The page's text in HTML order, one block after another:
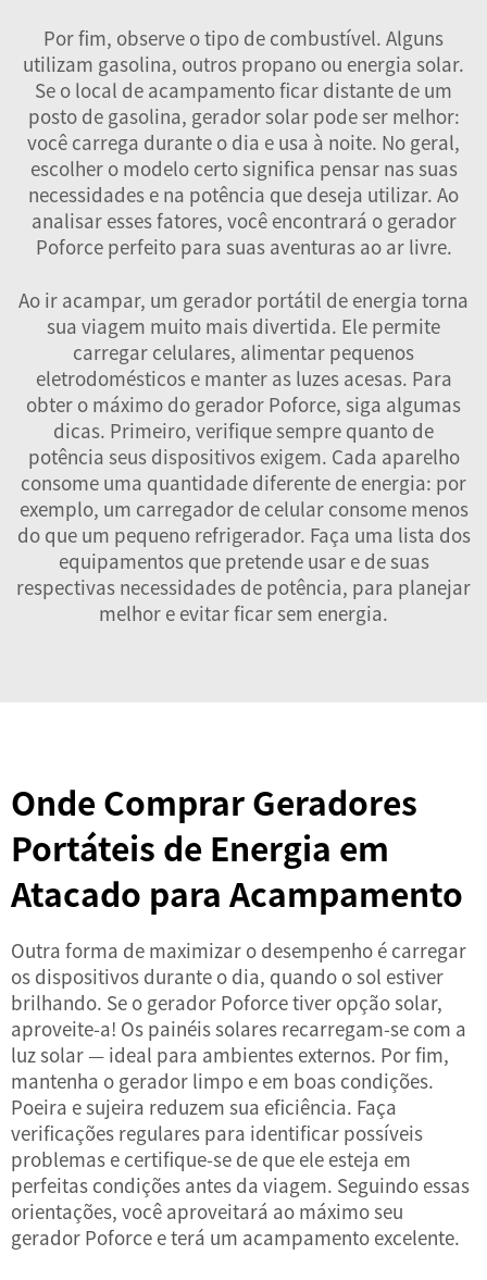
Por fim, observe o tipo de combustível. Alguns
utilizam gasolina, outros propano ou energia solar.
Se o local de acampamento ficar distante de um
posto de gasolina, gerador solar pode ser melhor:
você carrega durante o dia e usa à noite. No geral,
escolher o modelo certo significa pensar nas suas
necessidades e na potência que deseja utilizar. Ao
analisar esses fatores, você encontrará o gerador
Poforce perfeito para suas aventuras ao ar livre.
Ao ir acampar, um gerador portátil de energia torna
sua viagem muito mais divertida. Ele permite
carregar celulares, alimentar pequenos
eletrodomésticos e manter as luzes acesas. Para
obter o máximo do gerador Poforce, siga algumas
dicas. Primeiro, verifique sempre quanto de
potência seus dispositivos exigem. Cada aparelho
consome uma quantidade diferente de energia: por
exemplo, um carregador de celular consome menos
do que um pequeno refrigerador. Faça uma lista dos
equipamentos que pretende usar e de suas
respectivas necessidades de potência, para planejar
melhor e evitar ficar sem energia.
Onde Comprar Geradores
Portáteis de Energia em
Atacado para Acampamento
Outra forma de maximizar o desempenho é carregar
os dispositivos durante o dia, quando o sol estiver
brilhando. Se o gerador Poforce tiver opção solar,
aproveite-a! Os painéis solares recarregam-se com a
luz solar — ideal para ambientes externos. Por fim,
mantenha o gerador limpo e em boas condições.
Poeira e sujeira reduzem sua eficiência. Faça
verificações regulares para identificar possíveis
problemas e certifique-se de que ele esteja em
perfeitas condições antes da viagem. Seguindo essas
orientações, você aproveitará ao máximo seu
gerador Poforce e terá um acampamento excelente.